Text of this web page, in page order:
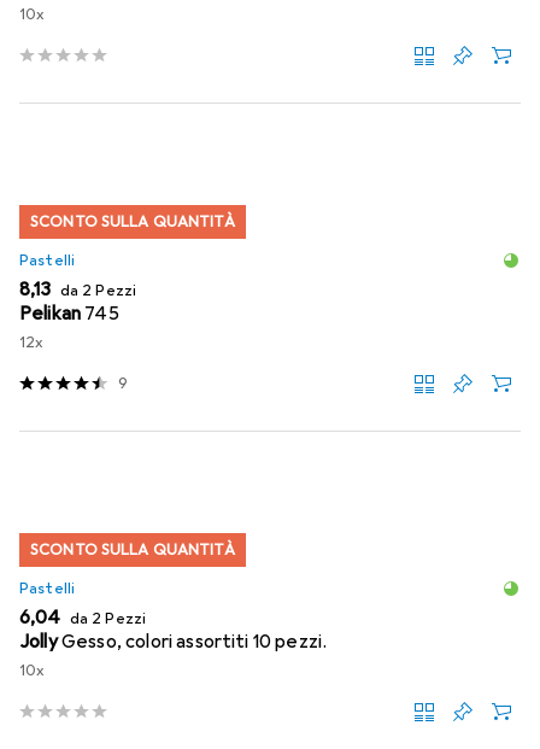
10x
SCONTO SULLA QUANTITÀ
Pastelli
EUR
8,13 da 2 Pezzi
Pelikan 745
12x
9
SCONTO SULLA QUANTITÀ
Pastelli
EUR
6,04 da 2 Pezzi
JollyGesso, colori assortiti 10 pezzi.
10x